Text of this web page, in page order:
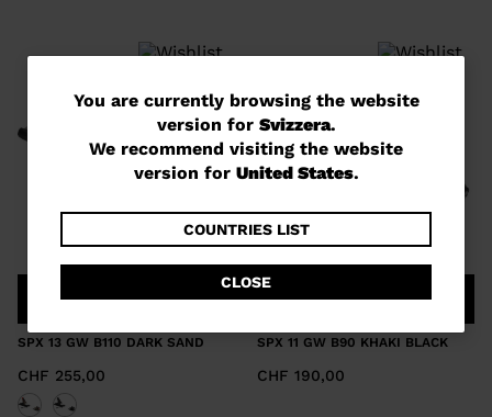
You
are
currently
website
version
for
Svizzera
We
You are currently browsing the website
version for Svizzera.
We recommend visiting the website
version for United States.
COUNTRIES LIST
CLOSE
SPX 13 GW B110 DARK SAND
CHF 255,00
COMPARE
SPX 11 GW B90 KHAKI BLACK
CHF 190,00
COMPARE